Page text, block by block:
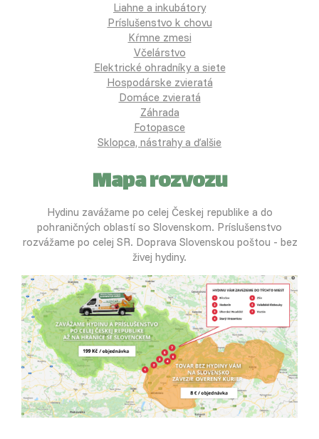
Liahne a inkubátory
Príslušenstvo k chovu
Kŕmne zmesi
Včelárstvo
Elektrické ohradníky a siete
Hospodárske zvieratá
Domáce zvieratá
Záhrada
Fotopasce
Sklopca, nástrahy a ďalšie
Mapa rozvozu
Hydinu zavážame po celej Českej republike a do
pohraničných oblastí so Slovenskom. Príslušenstvo
rozvážame po celej SR. Doprava Slovenskou poštou - bez
živej hydiny.